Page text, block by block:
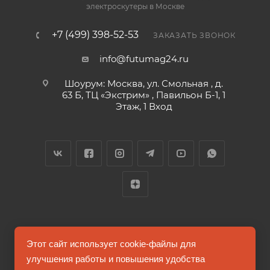
электроскутеры в Москве
+7 (499) 398-52-53 ЗАКАЗАТЬ ЗВОНОК
info@futumag24.ru
Шоурум: Москва, ул. Смольная , д.
63 Б, ТЦ «Экстрим» , Павильон Б-1, 1
Этаж, 1 Вход
2026 © FUTUMAG.RU
Этот сайт использует cookie-файлы для
улучшения работы и повышения удобства